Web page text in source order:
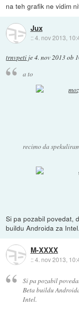
na teh grafik ne vidim
Jux
::4. nov 2013,
trnvpeti je4. nov 2013 ob
a to
recimo da
Si pa pozabil povedat,
buildu Androida za
M-XXXX
::4. nov 2013,
Si pa pozabil
Beta buildu
Intel.